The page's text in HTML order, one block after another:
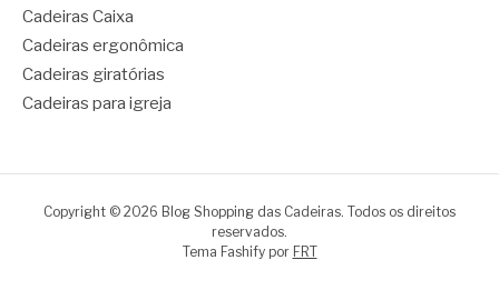
Cadeiras Caixa
Cadeiras ergonômica
Cadeiras giratórias
Cadeiras para igreja
Copyright © 2026 Blog Shopping das Cadeiras. Todos os direitos
reservados.
Tema Fashify por FRT